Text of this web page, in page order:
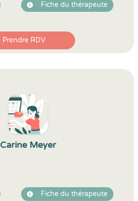
Fiche du thérapeute
Prendre RDV
Carine Meyer
Fiche du thérapeute